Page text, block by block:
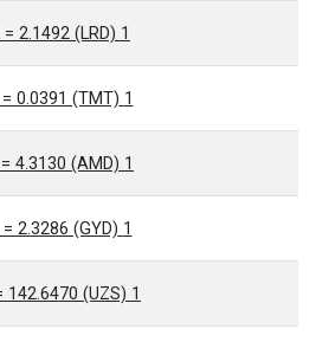
1 ALL = 2.1492 (LRD)
1 ALL = 0.0391 (TMT)
1 ALL = 4.3130 (AMD)
1 ALL = 2.3286 (GYD)
1 ALL = 142.6470 (UZS)